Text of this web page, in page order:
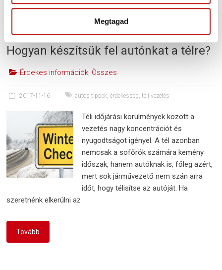
z
Megtagad
Hogyan készítsük fel autónkat a télre?
Érdekes információk, Összes
2017-11-16 autós tippek,érdekesség,téli vezetés
Téli időjárási körülmények között a
vezetés nagy koncentrációt és
nyugodtságot igényel. A tél azonban
nemcsak a sofőrök számára kemény
időszak, hanem autóknak is, főleg azért,
mert sok járművezető nem szán arra
időt, hogy télisítse az autóját. Ha
szeretnénk elkerülni az
Tovább